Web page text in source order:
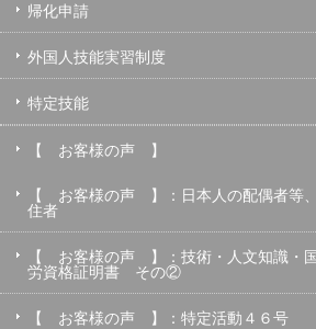
帰化申請
外国人技能実習制度
特定技能
【 お客様の声 】
【 お客様の声 】：日本人の配偶者等
住者
【 お客様の声 】：技術・人文知識・
労資格証明書 その②
【 お客様の声 】：特定活動４６号